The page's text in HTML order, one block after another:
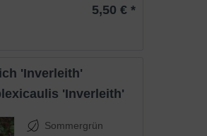
5,50 € *
'Inverleith'
'Inverleith'
Sommergrün